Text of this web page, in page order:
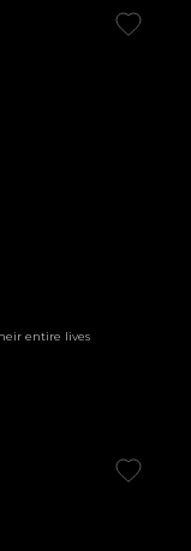
entire lives